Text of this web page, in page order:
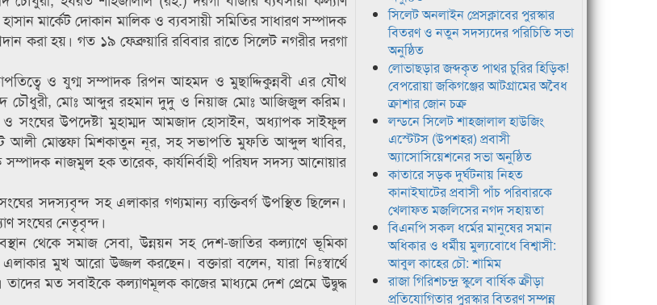
মার্কেট দোকান মালিক ও ব্যবসায়ী সমিতির সাধারণ সম্পাদক
করা হয়। গত ১৯ ফেব্রুয়ারি রবিবার রাতে সিলেট নগরীর দরগা
ও যুগ্ম সম্পাদক রিপন আহমদ ও মুছাদ্দিকুন্নবী এর যৌথ
চৌধুরী, মোঃ আব্দুর রহমান দুদু ও নিয়াজ মোঃ আজিজুল করিম।
ও সংঘের উপদেষ্টা মুহাম্মদ আমজাদ হোসাইন, অধ্যাপক সাইফুল
মোস্তফা মিশকাতুন নূর, সহ সভাপতি মুফতি আব্দুল খাবির,
নাজমুল হক তারেক, কার্যনির্বাহী পরিষদ সদস্য আনোয়ার
সদস্যবৃন্দ সহ এলাকার গণ্যমান্য ব্যক্তিবর্গ উপস্থিত ছিলেন।
সংঘের নেতৃবৃন্দ।
থেকে সমাজ সেবা, উন্নয়ন সহ দেশ-জাতির কল্যাণে ভূমিকা
এলাকার মুখ আরো উজ্জল করছেন। বক্তারা বলেন, যারা নিঃস্বার্থে
মত সবাইকে কল্যাণমূলক কাজের মাধ্যমে দেশ প্রেমে উদ্বুদ্ধ
সিলেট অনলাইন প্রেসক্লাবের পুরস্কার
বিতরণ ও নতুন সদস্যদের পরিচিতি সভা
অনুষ্ঠিত
লোভাছড়ার জব্দকৃত পাথর চুরির হিড়িক!
বেপরোয়া জকিগঞ্জের আটগ্রামের অবৈধ
ক্রাশার জোন চক্র
লন্ডনে সিলেট শাহজালাল হাউজিং
এস্টেটস (উপশহর) প্রবাসী
অ্যাসোসিয়েশনের সভা অনুষ্ঠিত
কাতারে সড়ক দুর্ঘটনায় নিহত
কানাইঘাটের প্রবাসী পাঁচ পরিবারকে
খেলাফত মজলিসের নগদ সহায়তা
বিএনপি সকল ধর্মের মানুষের সমান
অধিকার ও ধর্মীয় মুল্যবোধে বিশ্বাসী:
আবুল কাহের চৌ: শামিম
রাজা গিরিশচন্দ্র স্কুলে বার্ষিক ক্রীড়া
প্রতিযোগিতার পুরস্কার বিতরণ সম্পন্ন